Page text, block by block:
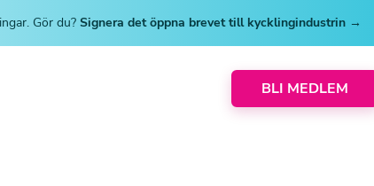
Gör du? Signera det öppna brevet till kycklingindustrin →
BLI MEDLEM